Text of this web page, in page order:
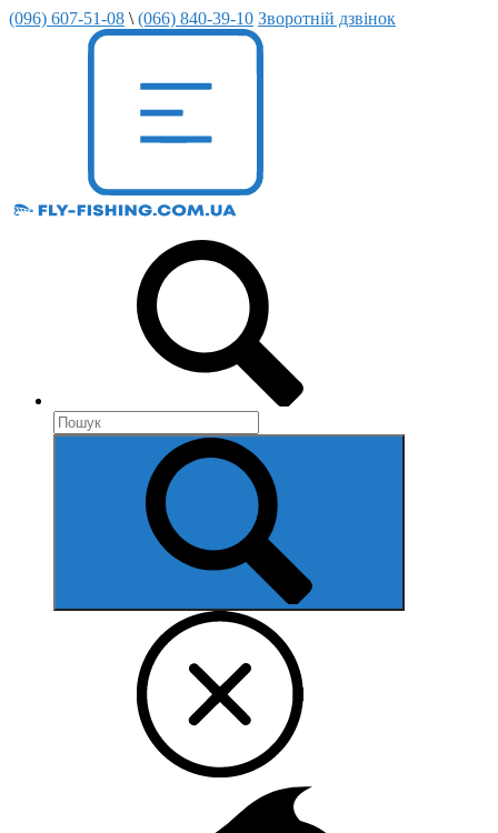
(096) 607-51-08 \ (066) 840-39-10 Зворотній дзвінок